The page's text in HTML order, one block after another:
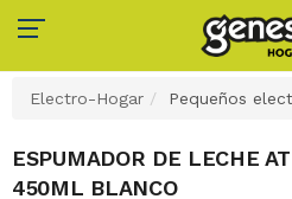
Electro-Hogar Pequeños
ESPUMADOR DE LECHE
450ML BLANCO